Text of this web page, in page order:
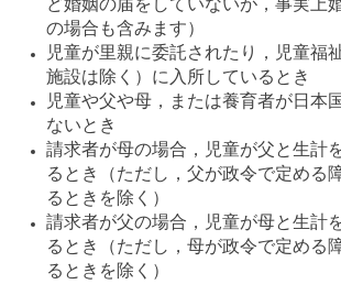
ど婚姻の届をしていないが，事実上
の場合も含みます）
児童が里親に委託されたり，児童福
施設は除く）に入所しているとき
児童や父や母，または養育者が日本
ないとき
請求者が母の場合，児童が父と生計
るとき（ただし，父が政令で定める
るときを除く）
請求者が父の場合，児童が母と生計
るとき（ただし，母が政令で定める
るときを除く）